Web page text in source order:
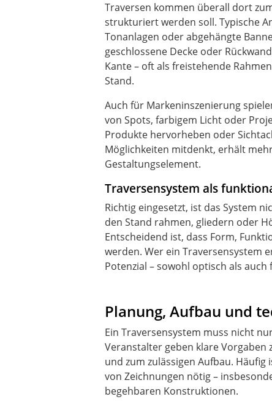
Traversen kommen überall dort
strukturiert werden soll. Typische
Tonanlagen oder abgehängte
geschlossene Decke oder
Kante – oft als freistehende
Stand.
Auch für Markeninszenierung
von Spots, farbigem Licht oder
Produkte hervorheben oder
Möglichkeiten mitdenkt, erhält
Gestaltungselement.
Traversensystem als
Richtig eingesetzt, ist das System
den Stand rahmen, gliedern oder
Entscheidend ist, dass Form,
werden. Wer ein Traversensystem
Potenzial – sowohl optisch als auch
Planung, Aufbau und
Ein Traversensystem muss nicht
Veranstalter geben klare Vorgaben
und zum zulässigen Aufbau.
von Zeichnungen nötig –
begehbaren Konstruktionen.